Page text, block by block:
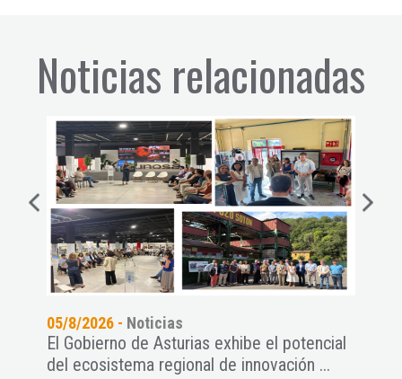
Noticias relacionadas
05/8/2026 - Noticias
El Gobierno de Asturias exhibe el potencial
del ecosistema regional de innovación ...